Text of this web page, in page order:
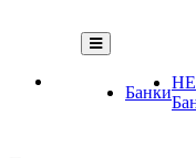
Банки
НЕ